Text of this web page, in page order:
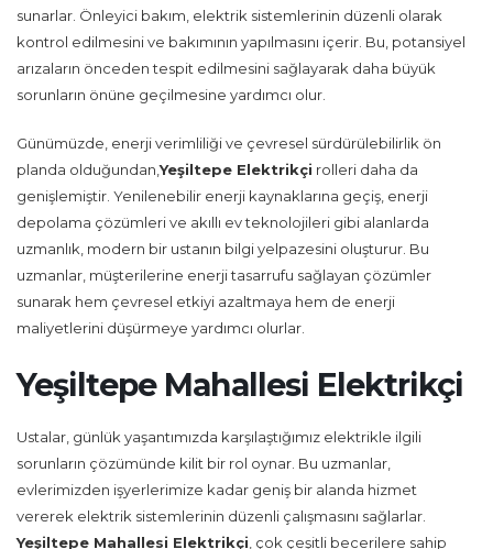
sunarlar. Önleyici bakım, elektrik sistemlerinin düzenli olarak
kontrol edilmesini ve bakımının yapılmasını içerir. Bu, potansiyel
arızaların önceden tespit edilmesini sağlayarak daha büyük
sorunların önüne geçilmesine yardımcı olur.
Günümüzde, enerji verimliliği ve çevresel sürdürülebilirlik ön
planda olduğundan,Yeşiltepe Elektrikçi rolleri daha da
genişlemiştir. Yenilenebilir enerji kaynaklarına geçiş, enerji
depolama çözümleri ve akıllı ev teknolojileri gibi alanlarda
uzmanlık, modern bir ustanın bilgi yelpazesini oluşturur. Bu
uzmanlar, müşterilerine enerji tasarrufu sağlayan çözümler
sunarak hem çevresel etkiyi azaltmaya hem de enerji
maliyetlerini düşürmeye yardımcı olurlar.
Yeşiltepe Mahallesi Elektrikçi
Ustalar, günlük yaşantımızda karşılaştığımız elektrikle ilgili
sorunların çözümünde kilit bir rol oynar. Bu uzmanlar,
evlerimizden işyerlerimize kadar geniş bir alanda hizmet
vererek elektrik sistemlerinin düzenli çalışmasını sağlarlar.
Yeşiltepe Mahallesi Elektrikçi , çok çeşitli becerilere sahip